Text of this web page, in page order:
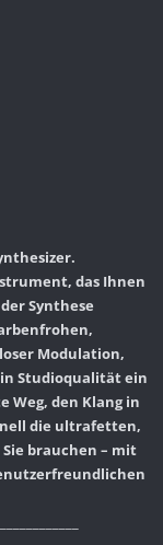
das Ihnen
Synthese
Modulation,
Studioqualität ein
Weg, den Klang in
die ultrafetten,
brauchen – mit